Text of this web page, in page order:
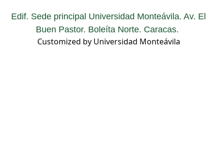
Edif. Sede principal Universidad Monteávila. Av. El
Buen Pastor. Boleíta Norte. Caracas.
Customized by Universidad Monteávila